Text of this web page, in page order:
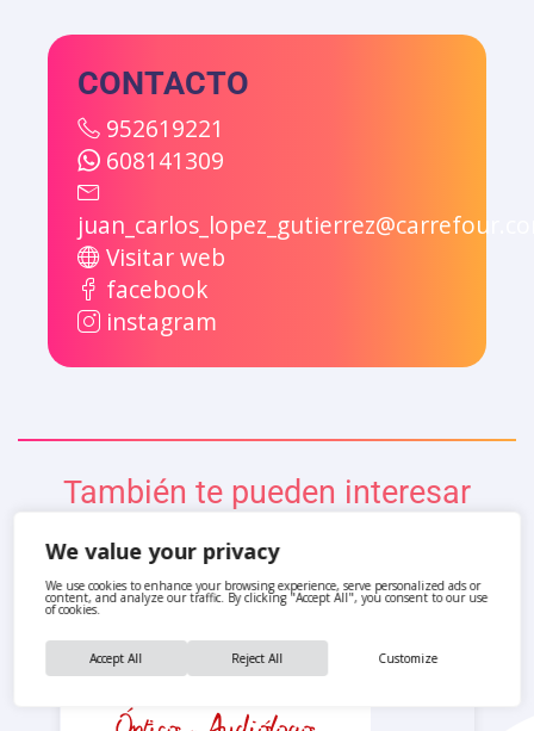
We value your privacy
We use cookies to enhance your browsing experience, serve personalized ads or
content, and analyze our traffic. By clicking "Accept All", you consent to our use
of cookies.
Customize
Reject All
Accept All
CONTACTO
952619221
608141309
Visitar web
facebook
instagram
También te pueden interesar